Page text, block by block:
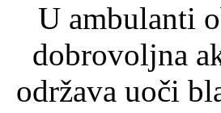
U ambulanti
dobrovoljna
održava uoči